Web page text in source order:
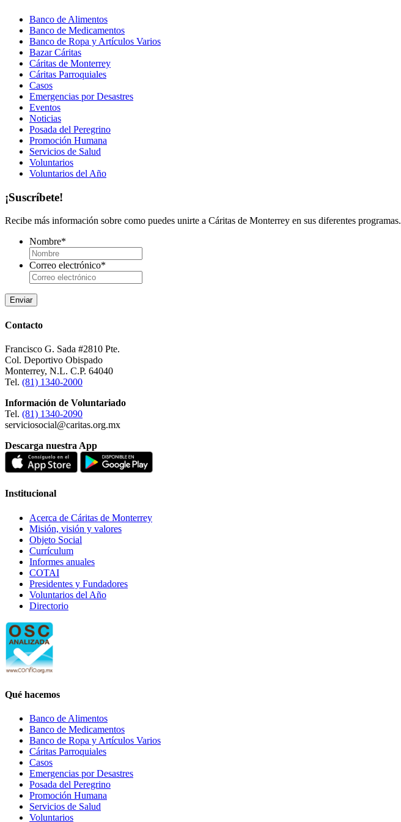
Banco de Alimentos
Banco de Medicamentos
Banco de Ropa y Artículos Varios
Bazar Cáritas
Cáritas de Monterrey
Cáritas Parroquiales
Casos
Emergencias por Desastres
Eventos
Noticias
Posada del Peregrino
Promoción Humana
Servicios de Salud
Voluntarios
Voluntarios del Año
¡Suscríbete!
Recibe más información sobre como puedes unirte a Cáritas de Monterrey en sus diferentes programas.
Nombre*
Correo electrónico*
Contacto
Francisco G. Sada #2810 Pte.
Col. Deportivo Obispado
Monterrey, N.L. C.P. 64040
Tel. (81) 1340-2000
Información de Voluntariado
Tel. (81) 1340-2090
serviciosocial@caritas.org.mx
Descarga nuestra App
Institucional
Acerca de Cáritas de Monterrey
Misión, visión y valores
Objeto Social
Currículum
Informes anuales
COTAI
Presidentes y Fundadores
Voluntarios del Año
Directorio
Qué hacemos
Banco de Alimentos
Banco de Medicamentos
Banco de Ropa y Artículos Varios
Cáritas Parroquiales
Casos
Emergencias por Desastres
Posada del Peregrino
Promoción Humana
Servicios de Salud
Voluntarios